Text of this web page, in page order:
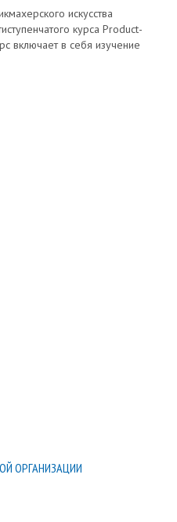
искусства
курса Рroduct-
включает в себя изучение
ОРГАНИЗАЦИИ